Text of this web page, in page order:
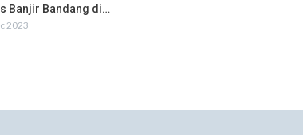
Banjir Bandang di…
2023